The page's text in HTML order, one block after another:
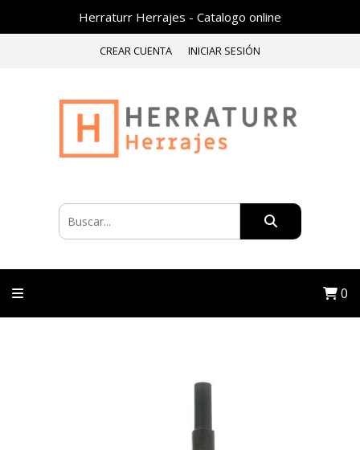
Herraturr Herrajes - Catalogo online
CREAR CUENTA INICIAR SESIÓN
0